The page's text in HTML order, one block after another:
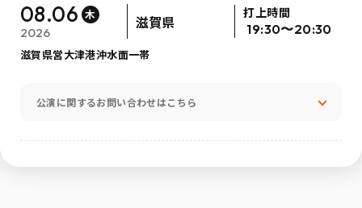
08.06 木
2026
滋賀県
打上時間
19:30〜20:30
滋賀県営大津港沖水面一帯
公演に関するお問い合わせはこちら